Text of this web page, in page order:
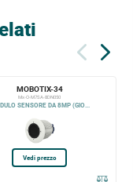
MOBOTIX-34
Mx-O-M7SA-8DN050
SENSORE DA 8MP (GIO...
Vedi prezzo